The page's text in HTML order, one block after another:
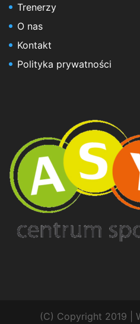
Trenerzy
O nas
Kontakt
Polityka prywatności
(C) Copyright 2019 |